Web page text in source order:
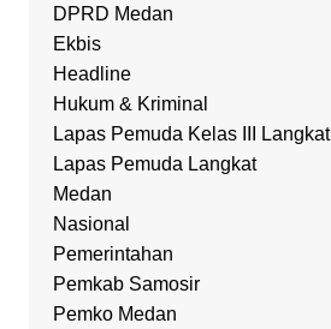
DPRD Medan
Ekbis
Headline
Hukum & Kriminal
Lapas Pemuda Kelas III Langkat
Lapas Pemuda Langkat
Medan
Nasional
Pemerintahan
Pemkab Samosir
Pemko Medan